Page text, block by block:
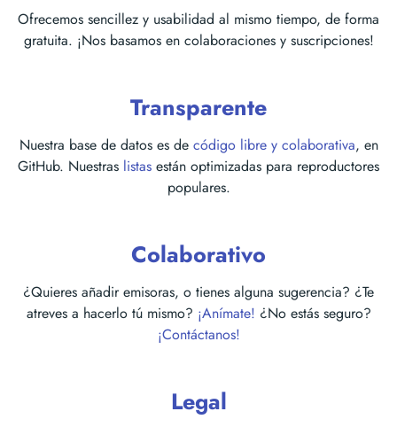
Ofrecemos sencillez y usabilidad al mismo tiempo, de forma
gratuita. ¡Nos basamos en colaboraciones y suscripciones!
Transparente
Nuestra base de datos es de código libre y colaborativa, en
GitHub. Nuestras listas están optimizadas para reproductores
populares.
Colaborativo
¿Quieres añadir emisoras, o tienes alguna sugerencia? ¿Te
atreves a hacerlo tú mismo? ¡Anímate! ¿No estás seguro?
¡Contáctanos!
Legal